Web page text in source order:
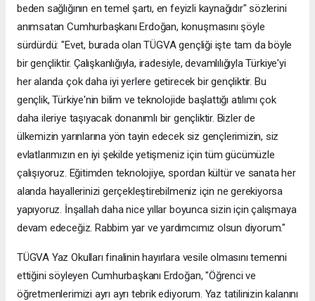
beden sağlığının en temel şartı, en feyizli kaynağıdır" sözlerini
anımsatan Cumhurbaşkanı Erdoğan, konuşmasını şöyle
sürdürdü: "Evet, burada olan TÜGVA gençliği işte tam da böyle
bir gençliktir. Çalışkanlığıyla, iradesiyle, devamlılığıyla Türkiye'yi
her alanda çok daha iyi yerlere getirecek bir gençliktir. Bu
gençlik, Türkiye'nin bilim ve teknolojide başlattığı atılımı çok
daha ileriye taşıyacak donanımlı bir gençliktir. Bizler de
ülkemizin yarınlarına yön tayin edecek siz gençlerimizin, siz
evlatlarımızın en iyi şekilde yetişmeniz için tüm gücümüzle
çalışıyoruz. Eğitimden teknolojiye, spordan kültür ve sanata her
alanda hayallerinizi gerçekleştirebilmeniz için ne gerekiyorsa
yapıyoruz. İnşallah daha nice yıllar boyunca sizin için çalışmaya
devam edeceğiz. Rabbim yar ve yardımcımız olsun diyorum."
TÜGVA Yaz Okulları finalinin hayırlara vesile olmasını temenni
ettiğini söyleyen Cumhurbaşkanı Erdoğan, "Öğrenci ve
öğretmenlerimizi ayrı ayrı tebrik ediyorum. Yaz tatilinizin kalanını